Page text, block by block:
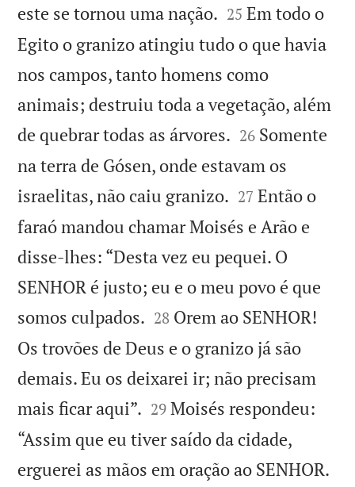
este se tornou uma nação. 

25 Em todo o
Egito o granizo atingiu tudo o que havia
nos campos, tanto homens como
animais; destruiu toda a vegetação, além
de quebrar todas as árvores. 

26 Somente
na terra de Gósen, onde estavam os
israelitas, não caiu granizo. 

27 Então o
faraó mandou chamar Moisés e Arão e
disse-lhes: “Desta vez eu pequei. O
SENHOR é justo; eu e o meu povo é que
somos culpados. 

28 Orem ao SENHOR!
Os trovões de Deus e o granizo já são
demais. Eu os deixarei ir; não precisam
mais ficar aqui”. 

29 Moisés respondeu:
“Assim que eu tiver saído da cidade,
erguerei as mãos em oração ao SENHOR.